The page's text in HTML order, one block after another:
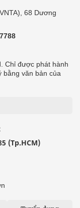
68 Dương
Chỉ được phát hành
bằng văn bản của
(Tp.HCM)